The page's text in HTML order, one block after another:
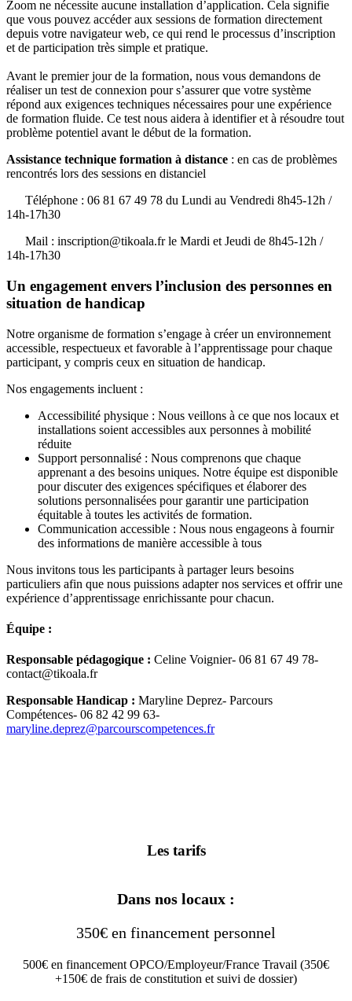
Zoom ne nécessite aucune installation d’application. Cela signifie
que vous pouvez accéder aux sessions de formation directement
depuis votre navigateur web, ce qui rend le processus d’inscription
et de participation très simple et pratique.
Avant le premier jour de la formation, nous vous demandons de
réaliser un test de connexion pour s’assurer que votre système
répond aux exigences techniques nécessaires pour une expérience
de formation fluide. Ce test nous aidera à identifier et à résoudre tout
problème potentiel avant le début de la formation.
Assistance technique formation à distance : en cas de problèmes
rencontrés lors des sessions en distanciel
Téléphone : 06 81 67 49 78 du Lundi au Vendredi 8h45-12h /
14h-17h30
Mail : inscription@tikoala.fr le Mardi et Jeudi de 8h45-12h /
14h-17h30
Un engagement envers l’inclusion des personnes en
situation de handicap
Notre organisme de formation s’engage à créer un environnement
accessible, respectueux et favorable à l’apprentissage pour chaque
participant, y compris ceux en situation de handicap.
Nos engagements incluent :
Accessibilité physique : Nous veillons à ce que nos locaux et
installations soient accessibles aux personnes à mobilité
réduite
Support personnalisé : Nous comprenons que chaque
apprenant a des besoins uniques. Notre équipe est disponible
pour discuter des exigences spécifiques et élaborer des
solutions personnalisées pour garantir une participation
équitable à toutes les activités de formation.
Communication accessible : Nous nous engageons à fournir
des informations de manière accessible à tous
Nous invitons tous les participants à partager leurs besoins
particuliers afin que nous puissions adapter nos services et offrir une
expérience d’apprentissage enrichissante pour chacun.
Équipe :
Responsable pédagogique : Celine Voignier- 06 81 67 49 78-
contact@tikoala.fr
Responsable Handicap : Maryline Deprez- Parcours
Compétences- 06 82 42 99 63-
maryline.deprez@parcourscompetences.fr
Les tarifs
Dans nos locaux :
350€ en financement personnel
500€ en financement OPCO/Employeur/France Travail (350€
+150€ de frais de constitution et suivi de dossier)